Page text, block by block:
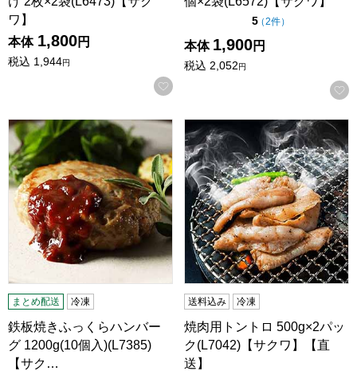
ワ】
本体 1,800円
税込 1,944円
お気に入りに登録する
5点（5点満点中）
（2件の評価
）
本体 1,900円
税込 2,052円
鉄板焼きふっくらハンバーグ 1200g(10個入)(L7385)【サクワ
まとめ配送 冷凍
鉄板焼きふっくらハンバー
グ 1200g(10個入)(L7385)
【サク…
焼肉用トントロ 500g×2パッ
送料込み 冷凍
焼肉用トントロ 500g×2パッ
ク(L7042)【サクワ】【直
送】